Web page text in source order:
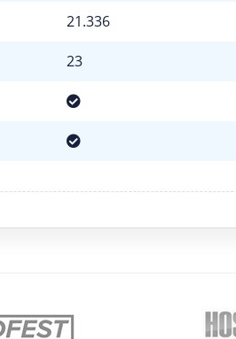
21.336
23